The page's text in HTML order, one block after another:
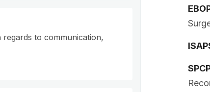
to communication,